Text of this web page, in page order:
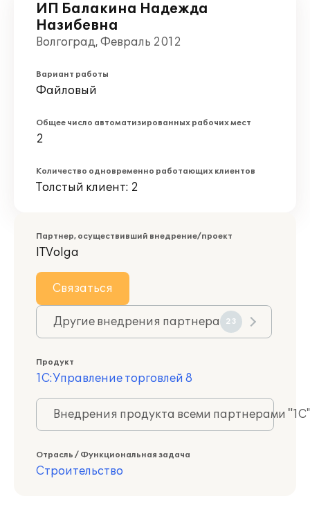
ИП Балакина Надежда
Назибевна
Волгоград, Февраль 2012
Вариант работы
Файловый
Общее число автоматизированных рабочих мест
2
Количество одновременно работающих клиентов
Толстый клиент: 2
Партнер, осуществивший внедрение/проект
ITVolga
Связаться
Другие внедрения партнера 23
Продукт
1С:Управление торговлей 8
Внедрения продукта всеми партнерами
Отрасль / Функциональная задача
Строительство